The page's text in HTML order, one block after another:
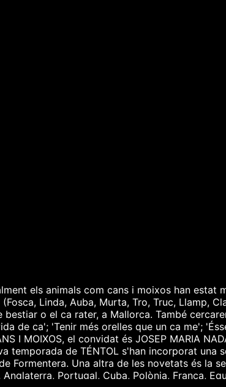
els animals com cans i moixos han estat
Linda, Auba, Murta, Tro, Truc, Llamp,
o el ca rater, a Mallorca. També
de ca'; 'Tenir més orelles que un ca me';
I MOIXOS, el convidat és JOSEP MARIA
temporada de TÉNTOL s'han incorporat
Formentera. Una altra de les novetats és la
Portugal, Cuba, Polònia, França,